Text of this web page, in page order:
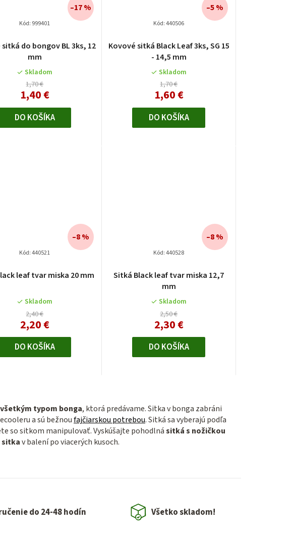
do bongov BL 3ks, 12
mm
Skladom
1,70 €
1,40 €
–17 %
DO KOŠÍKA
Kód: 999401
Kovové sitká Black Leaf 3ks, SG 15
- 14,5 mm
Skladom
1,70 €
1,60 €
–5 %
DO KOŠÍKA
Kód:440506
leaf tvar miska 20 mm
Skladom
2,40 €
2,20 €
–8 %
DO KOŠÍKA
Kód:440521
Sitká Black leaf tvar miska 12,7
mm
Skladom
2,50 €
2,30 €
–8 %
DO KOŠÍKA
Kód:440528
v
l
á
d
c
e
p
typom bonga, ktorá predávame. Sitka v bonga zabráni
a sú bežnoufajčiarskou potrebou. Sitká sa vyberajú podľa
so sitkom manipulovať. Vyskúšajte pohodlnásitká s nožičkou
sitkav balení po viacerých kusoch.
do 24-48 hodín Všetko skladom!